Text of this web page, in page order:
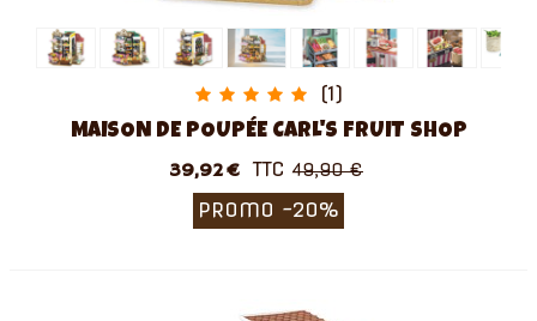
(1)
MAISON DE POUPÉE CARL'S FRUIT SHOP
39,92 € TTC 49,90 €
PROMO -20%